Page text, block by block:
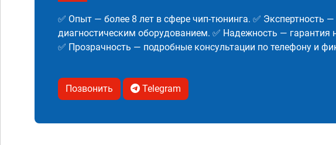
✅ Опыт — более 8 лет в сфере чип-тюнинга. ✅ Экспертность
диагностическим оборудованием. ✅ Надежность — гарантия
✅ Прозрачность — подробные консультации по телефону и
Позвонить Telegram